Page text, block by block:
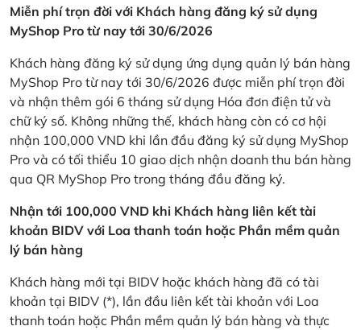
Miễn phí trọn đời với Khách hàng đăng ký sử dụng
MyShop Pro từ nay tới 30/6/2026
Khách hàng đăng ký sử dụng ứng dụng quản lý bán hàng
MyShop Pro từ nay tới 30/6/2026 được miễn phí trọn đời
và nhận thêm gói 6 tháng sử dụng Hóa đơn điện tử và
chữ ký số. Không những thế, khách hàng còn có cơ hội
nhận 100,000 VND khi lần đầu đăng ký sử dụng MyShop
Pro và có tối thiểu 10 giao dịch nhận doanh thu bán hàng
qua QR MyShop Pro trong tháng đầu đăng ký.
Nhận tới 100,000 VND khi Khách hàng liên kết tài
khoản BIDV với Loa thanh toán hoặc Phần mềm quản
lý bán hàng
Khách hàng mới tại BIDV hoặc khách hàng đã có tài
khoản tại BIDV (*), lần đầu liên kết tài khoản với Loa
thanh toán hoặc Phần mềm quản lý bán hàng và thực